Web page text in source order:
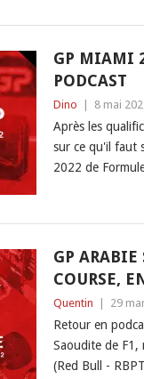
GP MIAMI
PODCAST
Dino 8 mai
Après les
sur ce qu'il faut
2022 de
GP ARABIE
COURSE,
Quentin 29
Retour en
Saoudite de F1,
(Red Bull -